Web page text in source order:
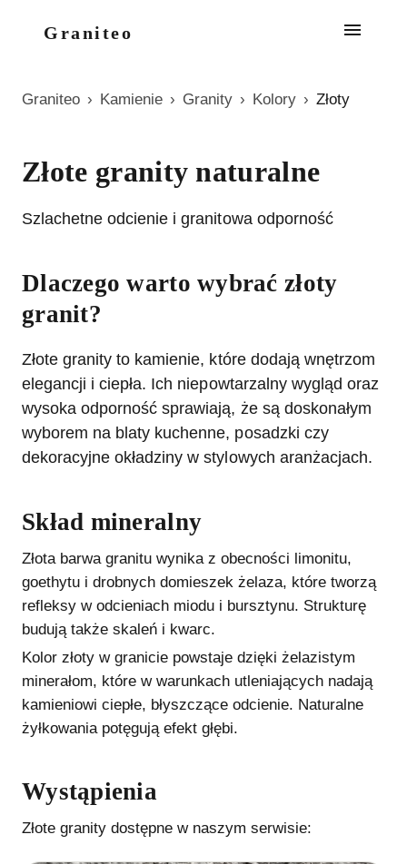
Graniteo
Graniteo › Kamienie › Granity › Kolory › Złoty
Złote granity naturalne
Szlachetne odcienie i granitowa odporność
Dlaczego warto wybrać złoty
granit?
Złote granity to kamienie, które dodają wnętrzom
elegancji i ciepła. Ich niepowtarzalny wygląd oraz
wysoka odporność sprawiają, że są doskonałym
wyborem na blaty kuchenne, posadzki czy
dekoracyjne okładziny w stylowych aranżacjach.
Skład mineralny
Złota barwa granitu wynika z obecności limonitu,
goethytu i drobnych domieszek żelaza, które tworzą
refleksy w odcieniach miodu i bursztynu. Strukturę
budują także skaleń i kwarc.
Kolor złoty w granicie powstaje dzięki żelazistym
minerałom, które w warunkach utleniających nadają
kamieniowi ciepłe, błyszczące odcienie. Naturalne
żyłkowania potęgują efekt głębi.
Wystąpienia
Złote granity dostępne w naszym serwisie: